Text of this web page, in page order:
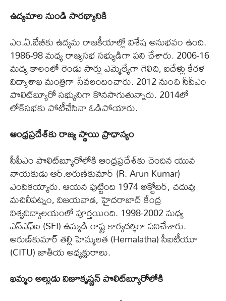
ఉద్యమాల నుండి సారథ్యానికి
ఎం.ఏ.బేబీకు ఉద్యమ రాజకీయాల్లో విశేష అనుభవం ఉంది.
1986-98 మధ్య రాజ్యసభ సభ్యుడిగా పని చేశారు. 2006-16
మధ్య కాలంలో రెండు సార్లు ఎమ్మెల్యేగా గెలిచి, ఐదేళ్లు కేరళ
విద్యాశాఖ మంత్రిగా సేవలందించారు. 2012 నుంచి సీపీఎం
పొలిట్‌బ్యూరో సభ్యునిగా కొనసాగుతున్నారు. 2014లో
లోక్‌సభకు పోటీచేసినా ఓడిపోయారు.
ఆంధ్రప్రదేశ్‌కు రాజ్య స్థాయి ప్రాధాన్యం
సీపీఎం పొలిట్‌బ్యూరోలోకి ఆంధ్రప్రదేశ్‌కు చెందిన యువ
నాయకుడు ఆర్.అరుణ్‌కుమార్‌ (R. Arun Kumar)
ఎంపికయ్యారు. ఆయన పుట్టింది 1974 అక్టోబర్, చదువు
మచిలీపట్నం, విజయవాడ, హైదరాబాద్‌ కేంద్ర
విశ్వవిద్యాలయంలో పూర్తయింది. 1998-2002 మధ్య
ఎస్‌ఎఫ్‌ఐ (SFI) ఉమ్మడి రాష్ట్ర కార్యదర్శిగా పనిచేశారు.
అరుణ్‌కుమార్ తల్లి హెమ్మలత (Hemalatha) సీఐటీయూ
(CITU) జాతీయ అధ్యక్షురాలు.
ఖమ్మం అల్లుడు విజూకృష్ణన్‌ పొలిట్‌బ్యూరోలోకి